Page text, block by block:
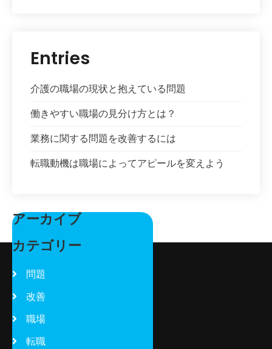
Entries
介護の職場の現状と抱えている問題
働きやすい職場の見分け方とは？
業務に関する問題を改善するには
転職動機は職場によってアピールを変えよう
アーカイブ
カテゴリー
問題
改善
職場
転職